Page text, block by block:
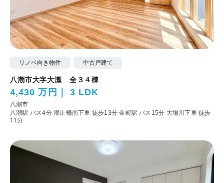
リノベ向き物件 中古戸建て
八潮市大字大瀬 全３４棟
4,430 万円 3 LDK
八潮市
八潮駅 バス4分 潮止橋南下車 徒歩13分金町駅 バス15分 大場川下車 徒歩
11分